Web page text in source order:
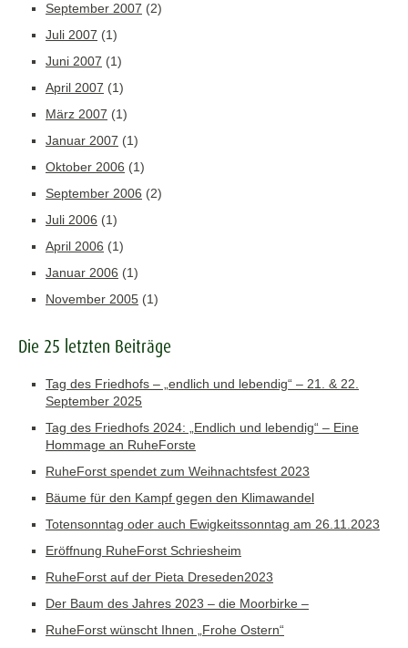
September 2007 (2)
Juli 2007 (1)
Juni 2007 (1)
April 2007 (1)
März 2007 (1)
Januar 2007 (1)
Oktober 2006 (1)
September 2006 (2)
Juli 2006 (1)
April 2006 (1)
Januar 2006 (1)
November 2005 (1)
Die 25 letzten Beiträge
Tag des Friedhofs – „endlich und lebendig“ – 21. & 22.
September 2025
Tag des Friedhofs 2024: „Endlich und lebendig“ – Eine
Hommage an RuheForste
RuheForst spendet zum Weihnachtsfest 2023
Bäume für den Kampf gegen den Klimawandel
Totensonntag oder auch Ewigkeitssonntag am 26.11.2023
Eröffnung RuheForst Schriesheim
RuheForst auf der Pieta Dreseden2023
Der Baum des Jahres 2023 – die Moorbirke –
RuheForst wünscht Ihnen „Frohe Ostern“